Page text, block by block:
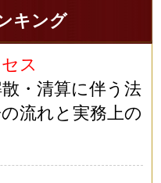
キング
ス
・清算に伴う法
流れと実務上の